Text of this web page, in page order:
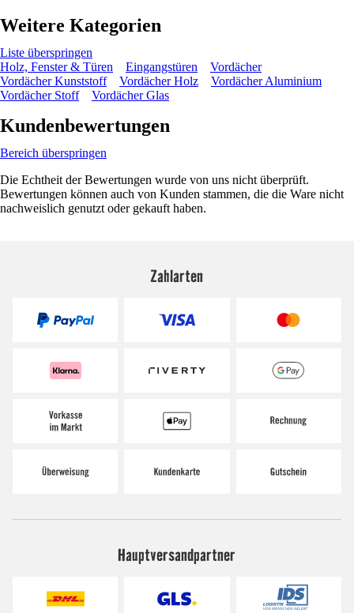
Weitere Kategorien
Liste überspringen
Holz, Fenster & Türen
Eingangstüren
Vordächer
Vordächer Kunststoff
Vordächer Holz
Vordächer Aluminium
Vordächer Stoff
Vordächer Glas
Kundenbewertungen
Bereich überspringen
Die Echtheit der Bewertungen wurde von uns nicht überprüft.
Bewertungen können auch von Kunden stammen, die die Ware nicht
nachweislich genutzt oder gekauft haben.
Zahlarten
Hauptversandpartner